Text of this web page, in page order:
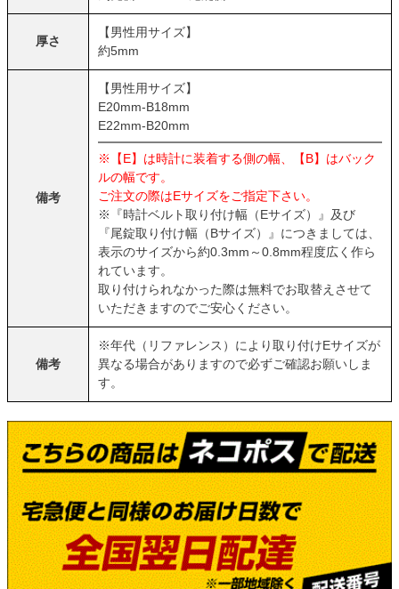
厚さ
【男性用サイズ】
約5mm
備考
【男性用サイズ】
E20mm-B18mm
E22mm-B20mm
※【E】は時計に装着する側の幅、【B】はバック
ルの幅です。
ご注文の際はEサイズをご指定下さい。
※『時計ベルト取り付け幅（Eサイズ）』及び
『尾錠取り付け幅（Bサイズ）』につきましては、
表示のサイズから約0.3mm～0.8mm程度広く作ら
れています。
取り付けられなかった際は無料でお取替えさせて
いただきますのでご安心ください。
備考
※年代（リファレンス）により取り付けEサイズが
異なる場合がありますので必ずご確認お願いしま
す。